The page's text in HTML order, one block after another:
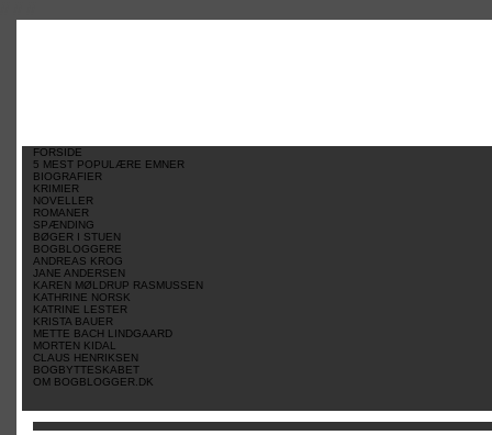
FORSIDE
5 MEST POPULÆRE EMNER
BIOGRAFIER
KRIMIER
NOVELLER
ROMANER
SPÆNDING
BØGER I STUEN
BOGBLOGGERE
ANDREAS KROG
JANE ANDERSEN
KAREN MØLDRUP RASMUSSEN
KATHRINE NORSK
KATRINE LESTER
KRISTA BAUER
METTE BACH LINDGAARD
MORTEN KIDAL
CLAUS HENRIKSEN
BOGBYTTESKABET
OM BOGBLOGGER.DK